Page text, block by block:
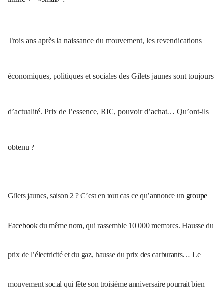
Trois ans après la naissance du mouvement, les revendications
économiques, politiques et sociales des Gilets jaunes sont toujours
d’actualité. Prix de l’essence, RIC, pouvoir d’achat… Qu’ont-ils
obtenu ?
Gilets jaunes, saison 2 ? C’est en tout cas ce qu’annonce un groupe
Facebookdu même nom, qui rassemble 10 000 membres. Hausse du
prix de l’électricité et du gaz, hausse du prix des carburants… Le
mouvement social qui fête son troisième anniversaire pourrait bien